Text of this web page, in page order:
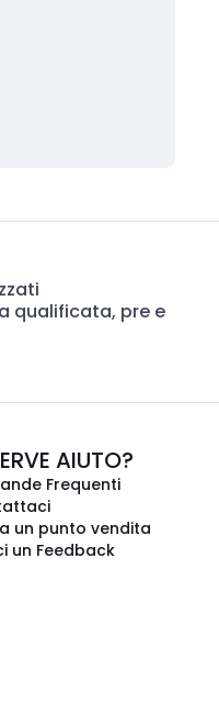
qualificata, pre e
AIUTO?
Frequenti
un punto vendita
un Feedback